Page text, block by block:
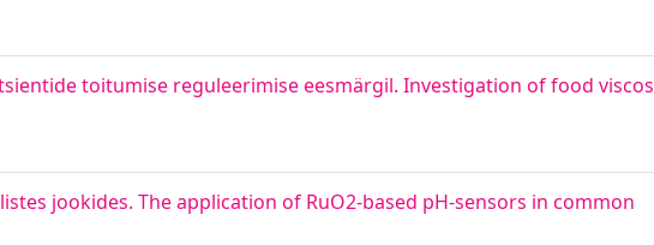
toitumise reguleerimise eesmärgil. Investigation of food
jookides. The application of RuO2-based pH-sensors in common